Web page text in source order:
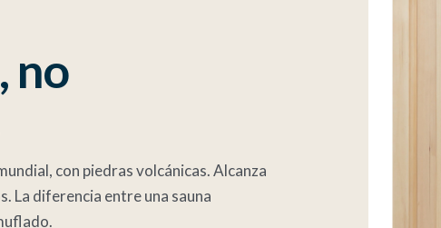
no
con piedras volcánicas. Alcanza
La diferencia entre una sauna